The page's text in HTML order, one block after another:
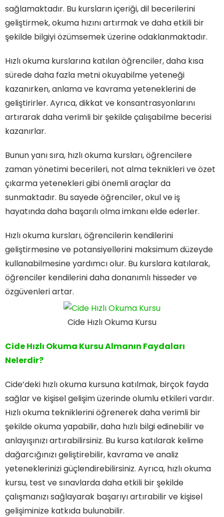
sağlamaktadır. Bu kursların içeriği, dil becerilerini
geliştirmek, okuma hızını artırmak ve daha etkili bir
şekilde bilgiyi özümsemek üzerine odaklanmaktadır.
Hızlı okuma kurslarına katılan öğrenciler, daha kısa
sürede daha fazla metni okuyabilme yeteneği
kazanırken, anlama ve kavrama yeteneklerini de
geliştirirler. Ayrıca, dikkat ve konsantrasyonlarını
artırarak daha verimli bir şekilde çalışabilme becerisi
kazanırlar.
Bunun yanı sıra, hızlı okuma kursları, öğrencilere
zaman yönetimi becerileri, not alma teknikleri ve özet
çıkarma yetenekleri gibi önemli araçlar da
sunmaktadır. Bu sayede öğrenciler, okul ve iş
hayatında daha başarılı olma imkanı elde ederler.
Hızlı okuma kursları, öğrencilerin kendilerini
geliştirmesine ve potansiyellerini maksimum düzeyde
kullanabilmesine yardımcı olur. Bu kurslara katılarak,
öğrenciler kendilerini daha donanımlı hisseder ve
özgüvenleri artar.
Cide Hızlı Okuma Kursu
Cide Hızlı Okuma Kursu Almanın Faydaları
Nelerdir?
Cide’deki hızlı okuma kursuna katılmak, birçok fayda
sağlar ve kişisel gelişim üzerinde olumlu etkileri vardır.
Hızlı okuma tekniklerini öğrenerek daha verimli bir
şekilde okuma yapabilir, daha hızlı bilgi edinebilir ve
anlayışınızı artırabilirsiniz. Bu kursa katılarak kelime
dağarcığınızı geliştirebilir, kavrama ve analiz
yeteneklerinizi güçlendirebilirsiniz. Ayrıca, hızlı okuma
kursu, test ve sınavlarda daha etkili bir şekilde
çalışmanızı sağlayarak başarıyı artırabilir ve kişisel
gelişiminize katkıda bulunabilir.